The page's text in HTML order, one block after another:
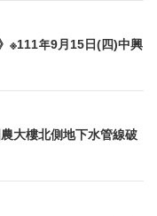
※111年9月15日(四)中興
大樓北側地下水管線破